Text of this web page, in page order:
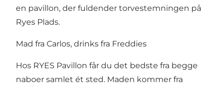
en pavillon, der fuldender torvestemningen på
Ryes Plads.
Mad fra Carlos, drinks fra Freddies
Hos RYES Pavillon får du det bedste fra begge
naboer samlet ét sted. Maden kommer fra